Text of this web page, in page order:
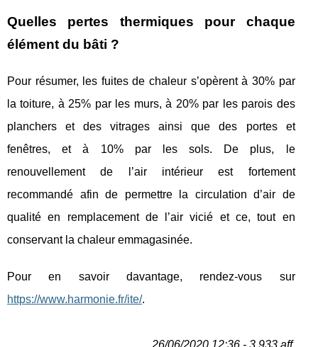
Quelles pertes thermiques pour chaque
élément du bâti ?
Pour résumer, les fuites de chaleur s’opèrent à 30% par
la toiture, à 25% par les murs, à 20% par les parois des
planchers et des vitrages ainsi que des portes et
fenêtres, et à 10% par les sols. De plus, le
renouvellement de l’air intérieur est fortement
recommandé afin de permettre la circulation d’air de
qualité en remplacement de l’air vicié et ce, tout en
conservant la chaleur emmagasinée.
Pour en savoir davantage, rendez-vous sur
https://www.harmonie.fr/ite/.